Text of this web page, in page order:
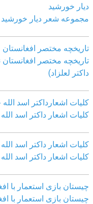
دیار خورشید
مجموعه شعر دیار خورشید
تاریخچه مختصر افغانستان
تاریخچه مختصر
داکتر لعلزاد)
کلیات اشعارداکتر اسد
کلیات اشعار داکتر اسد
کلیات اشعار داکتر اسد
کلیات اشعار داکتر اسد
چيستان بازی استعمار با
چيستان بازی استعمار با